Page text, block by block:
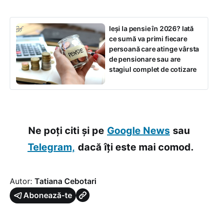
Ieși la pensie în 2026? Iată
ce sumă va primi fiecare
persoană care atinge vârsta
de pensionare sau are
stagiul complet de cotizare
Ne poți citi și pe Google News sau
Telegram, dacă îți este mai comod.
Autor: Tatiana Cebotari
Abonează-te